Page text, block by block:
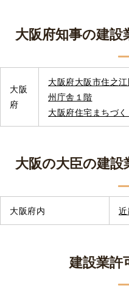
大阪府知事の建設
大阪
府
大阪府大阪市住之
州庁舎１階
大阪府住宅まちづ
大阪の大臣の建設
大阪府内
建設業許